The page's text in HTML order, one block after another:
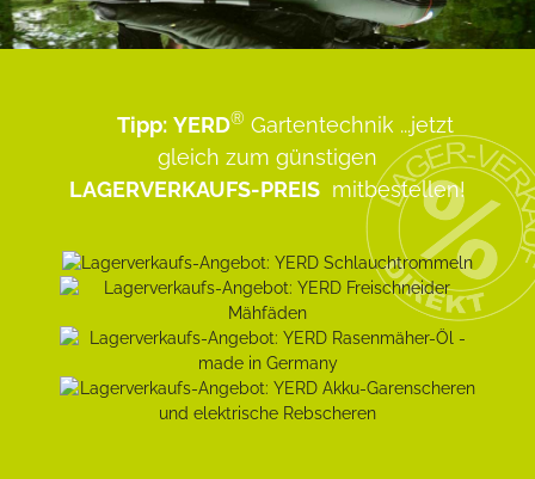
Tipp: YERD® Gartentechnik ...jetzt
gleich zum günstigen
LAGERVERKAUFS-PREIS mitbestellen!